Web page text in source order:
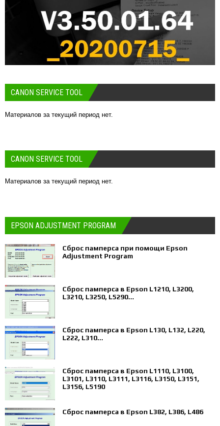
CANON SERVICE TOOL
Материалов за текущий период нет.
CANON SERVICE TOOL
Материалов за текущий период нет.
EPSON ADJUSTMENT PROGRAM
Сброс памперса при помощи Epson
Adjustment Program
Сброс памперса в Epson L1210, L3200,
L3210, L3250, L5290...
Сброс памперса в Epson L130, L132, L220,
L222, L310...
Сброс памперса в Epson L1110, L3100,
L3101, L3110, L3111, L3116, L3150, L3151,
L3156, L5190
Сброс памперса в Epson L382, L386, L486